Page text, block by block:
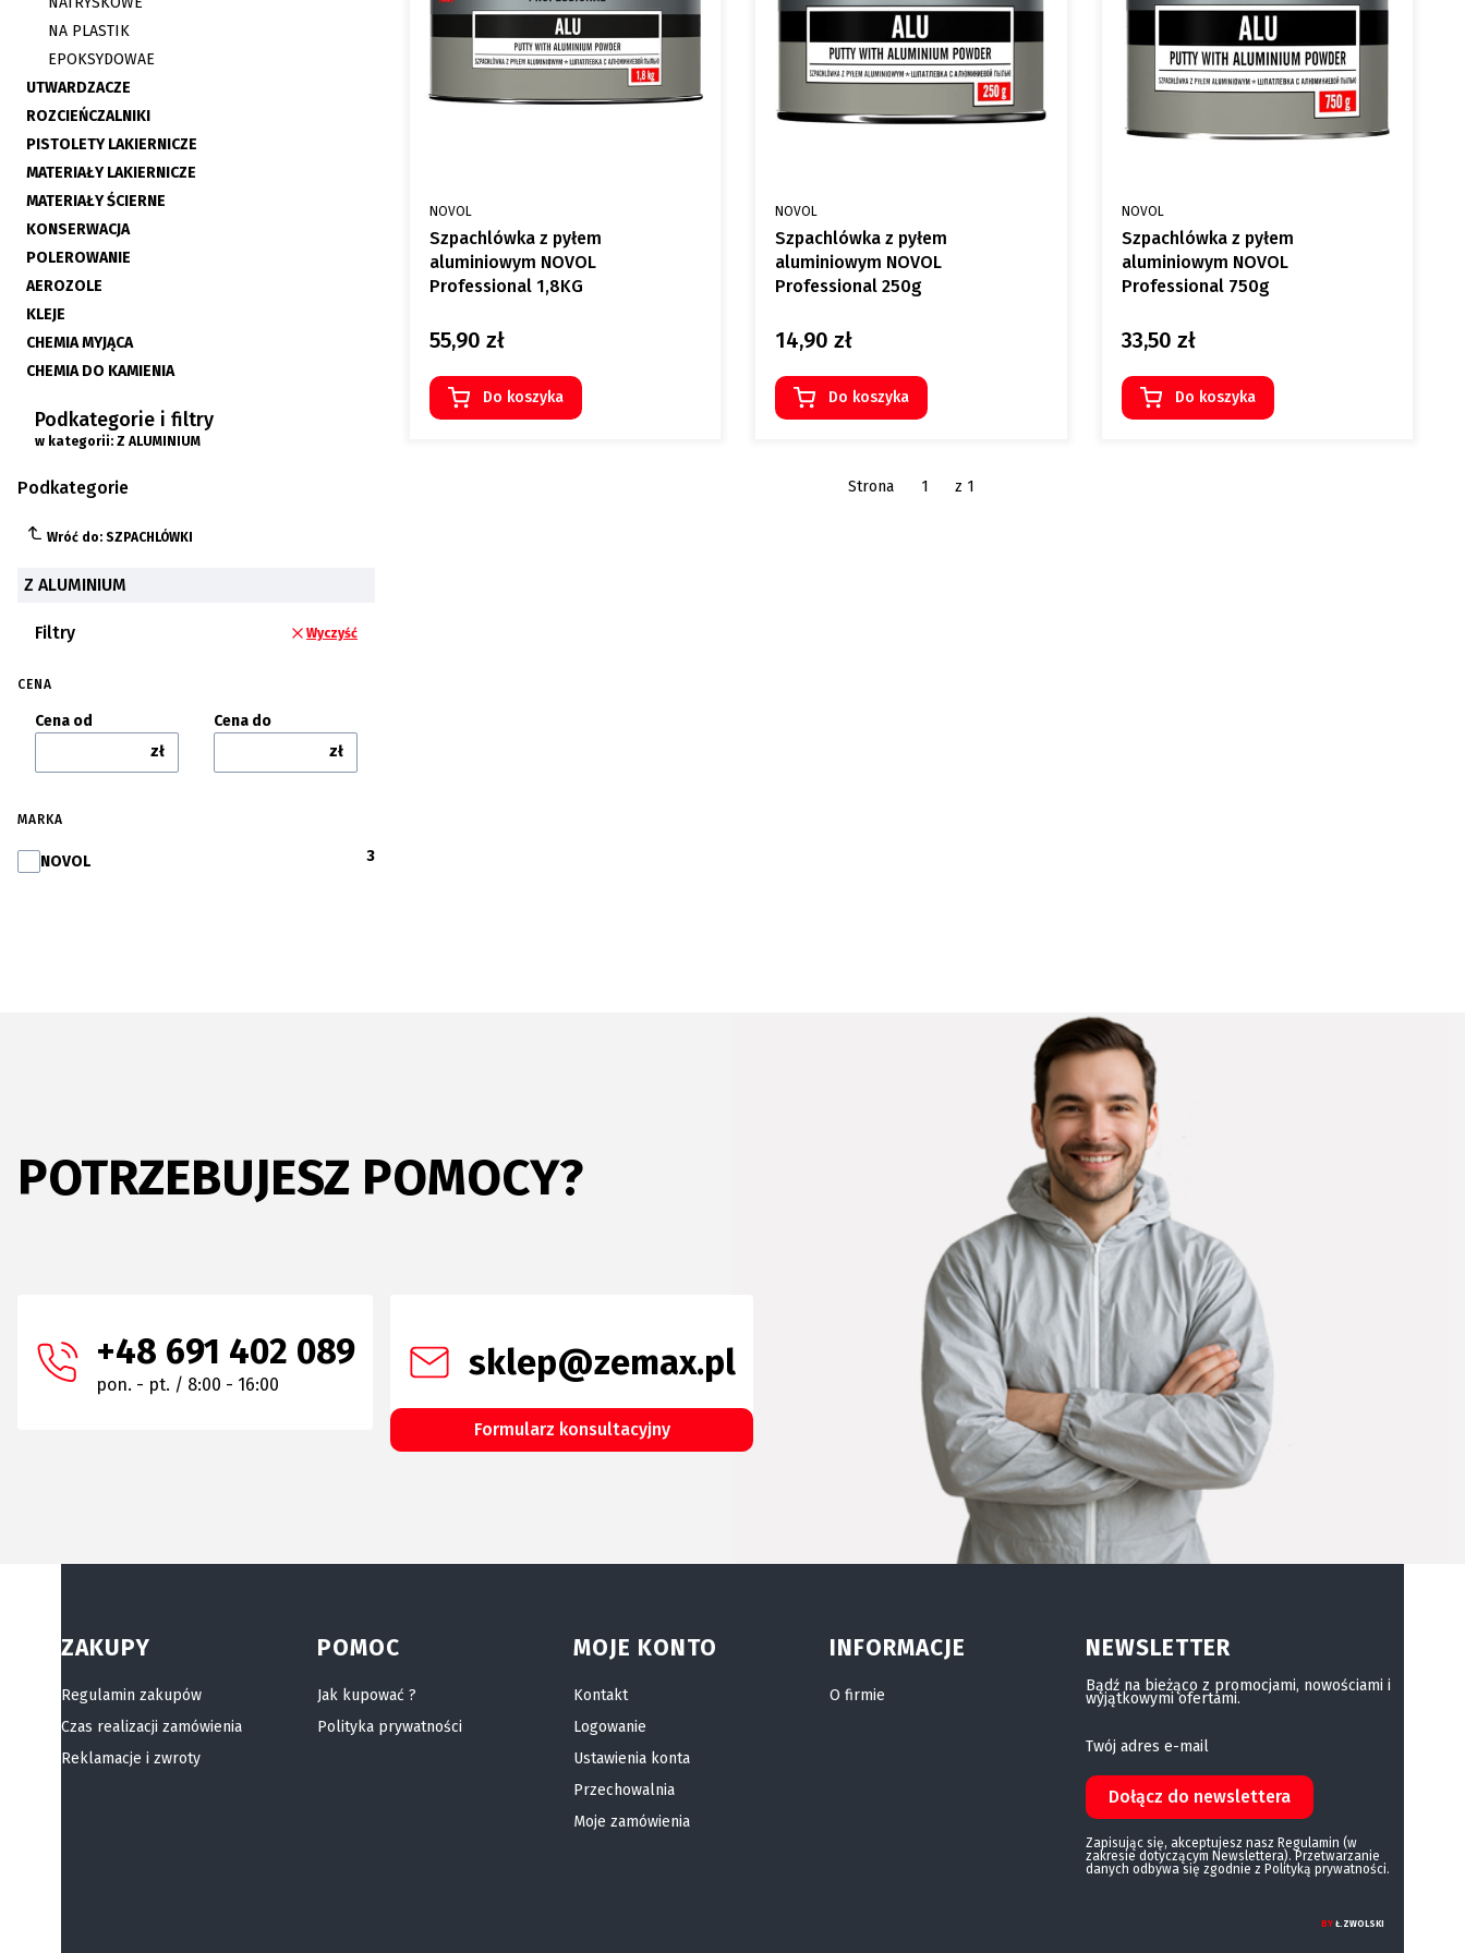
NA PLASTIK
EPOKSYDOWAE
UTWARDZACZE
ROZCIEŃCZALNIKI
PISTOLETY LAKIERNICZE
MATERIAŁY LAKIERNICZE
MATERIAŁY ŚCIERNE
KONSERWACJA
POLEROWANIE
AEROZOLE
KLEJE
CHEMIA MYJĄCA
CHEMIA DO KAMIENIA
Podkategorie i filtry
w kategorii: Z ALUMINIUM
Podkategorie
Wróć do: SZPACHLÓWKI
Z ALUMINIUM
Filtry Wyczyść
CENA
Cena od
zł
Cena do
zł
MARKA
Marka
NOVOL 3
Szpachlówka z pyłem
aluminiowym NOVOL
Professional 1,8KG
PRODUCENT
NOVOL
Cena
55,90 zł
Do koszyka
Szpachlówka z pyłem
aluminiowym NOVOL
Professional 250g
PRODUCENT
NOVOL
Cena
14,90 zł
Do koszyka
Szpachlówka z pyłem
aluminiowym NOVOL
Professional 750g
PRODUCENT
NOVOL
Cena
33,50 zł
Do koszyka
Strona z 1
POTRZEBUJESZ POMOCY?
+48 691 402 089
pon. - pt. / 8:00 - 16:00
sklep@zemax.pl
Formularz konsultacyjny
Linki w stopce
ZAKUPY
Regulamin zakupów
Czas realizacji zamówienia
Reklamacje i zwroty
POMOC
Jak kupować ?
Polityka prywatności
MOJE KONTO
Kontakt
Logowanie
Ustawienia konta
Przechowalnia
Moje zamówienia
INFORMACJE
O firmie
NEWSLETTER
Bądź na bieżąco z promocjami, nowościami i
wyjątkowymi ofertami.
Twój adres e-mail
Dołącz do newslettera
Zapisując się, akceptujesz nasz Regulamin (w
zakresie dotyczącym Newslettera). Przetwarzanie
danych odbywa się zgodnie z Polityką prywatności.
BY Ł.ZWOLSKI